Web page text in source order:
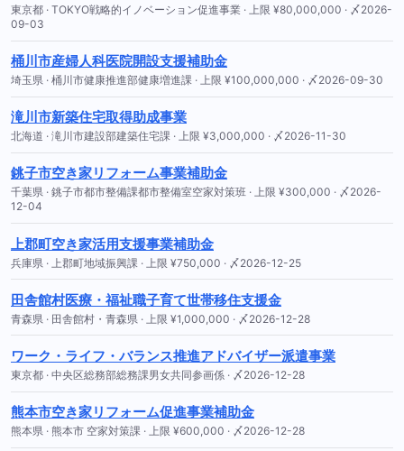
東京都 · TOKYO戦略的イノベーション促進事業 · 上限 ¥80,000,000 · 〆2026-
09-03
桶川市産婦人科医院開設支援補助金
埼玉県 · 桶川市健康推進部健康増進課 · 上限 ¥100,000,000 · 〆2026-09-30
滝川市新築住宅取得助成事業
北海道 · 滝川市建設部建築住宅課 · 上限 ¥3,000,000 · 〆2026-11-30
銚子市空き家リフォーム事業補助金
千葉県 · 銚子市都市整備課都市整備室空家対策班 · 上限 ¥300,000 · 〆2026-
12-04
上郡町空き家活用支援事業補助金
兵庫県 · 上郡町地域振興課 · 上限 ¥750,000 · 〆2026-12-25
田舎館村医療・福祉職子育て世帯移住支援金
青森県 · 田舎館村・青森県 · 上限 ¥1,000,000 · 〆2026-12-28
ワーク・ライフ・バランス推進アドバイザー派遣事業
東京都 · 中央区総務部総務課男女共同参画係 · 〆2026-12-28
熊本市空き家リフォーム促進事業補助金
熊本県 · 熊本市 空家対策課 · 上限 ¥600,000 · 〆2026-12-28